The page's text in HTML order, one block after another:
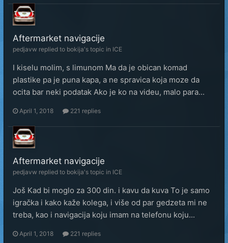
Aftermarket navigacije
pedjavw replied to bokija's topic in ICE
I kiselu molim, s limunom Ma da je obican komad
plastike pa je puna kapa, a ne spravica koja moze da
ocita bar neki podatak Ako je ko na videu, malo para...
April 1, 2018 221 replies
Aftermarket navigacije
pedjavw replied to bokija's topic in ICE
Još Kad bi moglo za 300 din. i kavu da kuva To je samo
igračka i kako kaže kolega, i više od par gedzeta mi ne
treba, kao i navigacija koju imam na telefonu koju...
April 1, 2018 221 replies